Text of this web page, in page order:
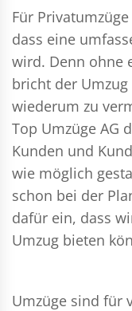
Für
dass eine
wird. Denn ohne
bricht der
wiederum zu
Top Umzüge AG
Kunden und
wie möglich
schon bei der
dafür ein, dass
Umzug bieten
Umzüge sind für